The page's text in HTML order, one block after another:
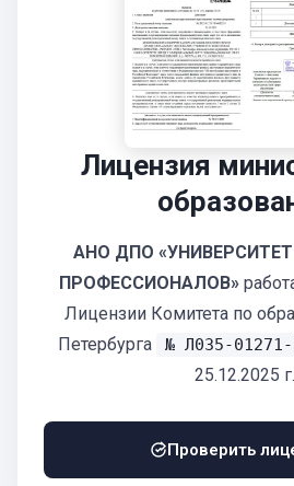
Лицензия
АНО ДПО
ПРОФЕССИОНАЛОВ»
Лицензии Комитета по
Петербурга
№ Л035-
25.12.2025 г.
Проверить